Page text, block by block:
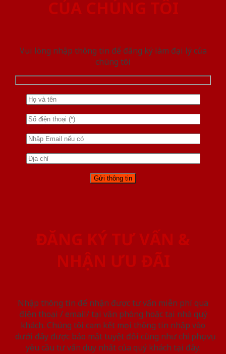
CỦA CHÚNG TÔI
Vui lòng nhập thông tin để đăng ký làm đại lý của
chúng tôi
ĐĂNG KÝ TƯ VẤN &
NHẬN ƯU ĐÃI
Nhập thông tin để nhận được tư vấn miễn phí qua
điện thoại / email/ tại văn phòng hoặc tại nhà quý
khách. Chúng tôi cam kết mọi thông tin nhập vào
dưới đây được bảo mật tuyệt đối cũng như chỉ phục vụ
yêu cầu tư vấn duy nhất của quý khách tại đây.